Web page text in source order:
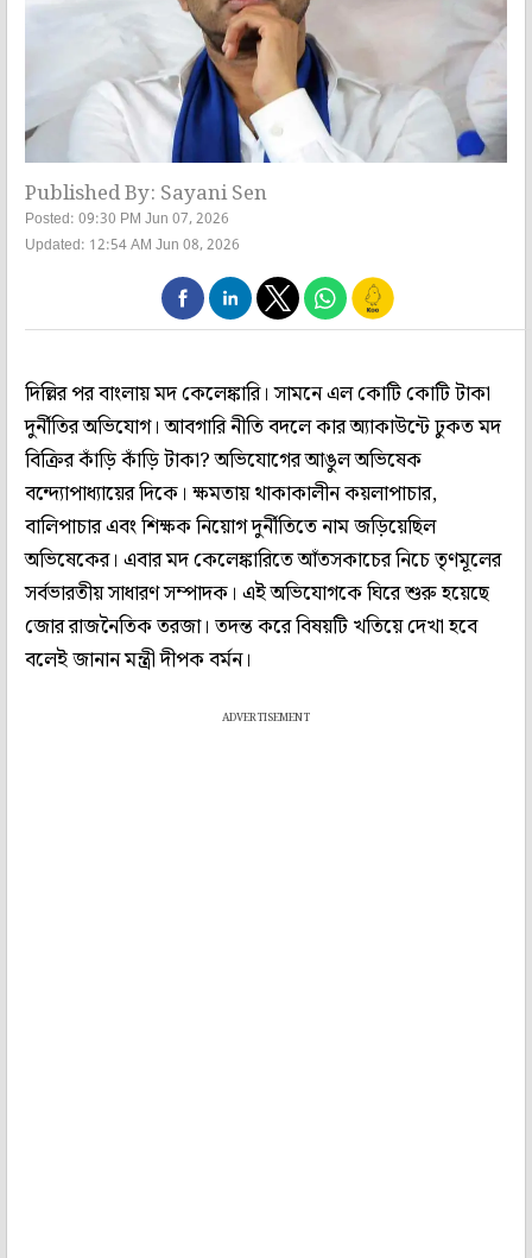
Published By: Sayani Sen
Posted: 09:30 PM Jun 07, 2026
Updated: 12:54 AM Jun 08, 2026
দিল্লির পর বাংলায় মদ কেলেঙ্কারি। সামনে এল কোটি কোটি টাকা
দুর্নীতির অভিযোগ। আবগারি নীতি বদলে কার অ্যাকাউন্টে ঢুকত মদ
বিক্রির কাঁড়ি কাঁড়ি টাকা? অভিযোগের আঙুল অভিষেক
বন্দ্যোপাধ্যায়ের দিকে। ক্ষমতায় থাকাকালীন কয়লাপাচার,
বালিপাচার এবং শিক্ষক নিয়োগ দুর্নীতিতে নাম জড়িয়েছিল
অভিষেকের। এবার মদ কেলেঙ্কারিতে আঁতসকাচের নিচে তৃণমূলের
সর্বভারতীয় সাধারণ সম্পাদক। এই অভিযোগকে ঘিরে শুরু হয়েছে
জোর রাজনৈতিক তরজা। তদন্ত করে বিষয়টি খতিয়ে দেখা হবে
বলেই জানান মন্ত্রী দীপক বর্মন।
ADVERTISEMENT